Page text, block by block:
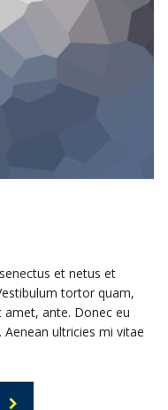
et netus et
tortor quam,
ante. Donec eu
ultricies mi vitae